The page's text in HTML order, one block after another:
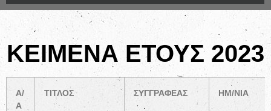
ΚΕΙΜΕΝΑ ΕΤΟΥΣ 2023
Α/
Α
ΤΙΤΛΟΣ ΣΥΓΓΡΑΦΕΑΣ ΗΜ/ΝΙΑ